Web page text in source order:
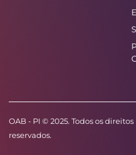
OAB - PI © 2025. Todos os direitos
reservados.